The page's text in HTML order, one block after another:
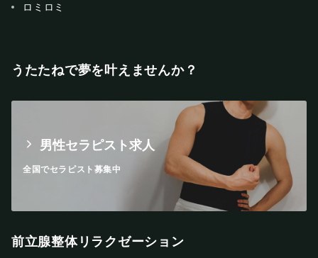
ロミロミ
うたたねで夢を叶えませんか？
男性セラピスト求人
全国でセラピスト募集中
前立腺整体リラクゼーション